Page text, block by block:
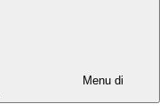
Menu di